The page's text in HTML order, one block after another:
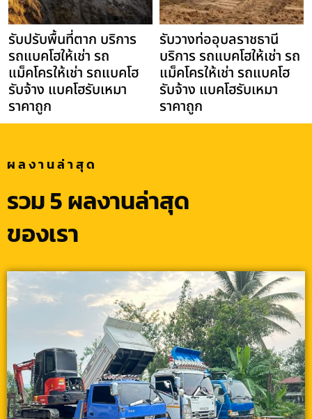
รับปรับพื้นที่ตาก บริการ
รถแบคโฮให้เช่า รถ
แม็คโครให้เช่า รถแบคโฮ
รับจ้าง แบคโฮรับเหมา
ราคาถูก
รับวางท่ออุบลราชธานี
บริการ รถแบคโฮให้เช่า รถ
แม็คโครให้เช่า รถแบคโฮ
รับจ้าง แบคโฮรับเหมา
ราคาถูก
ผลงานล่าสุด
รวม 5 ผลงานล่าสุด
ของเรา